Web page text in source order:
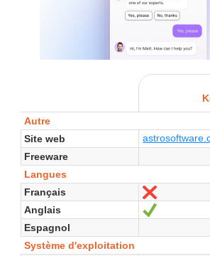
Autre
Site web
Freeware
Langues
Français
Non
Anglais
Oui
Espagnol
Système d'exploitation